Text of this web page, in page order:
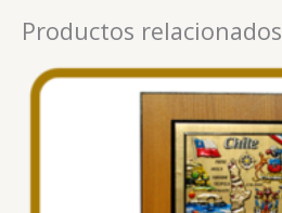
Productos relacionados